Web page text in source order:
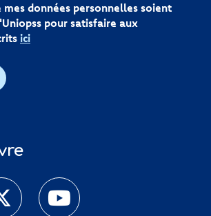
mes données personnelles soient
pour satisfaire aux
ici